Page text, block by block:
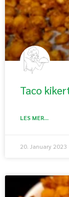
Taco
LES MER...
20. January 2023